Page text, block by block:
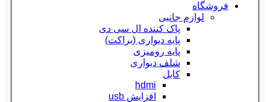
فروشگاه
لوازم جانبی
پاک کننده ال سی دی
پایه دیواری (براکت)
پایه رومیزی
شلف دیواری
کابل
hdmi
افزایش usb